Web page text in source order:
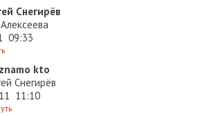
Снегирёв
09:33
kto
Снегирёв
11:10